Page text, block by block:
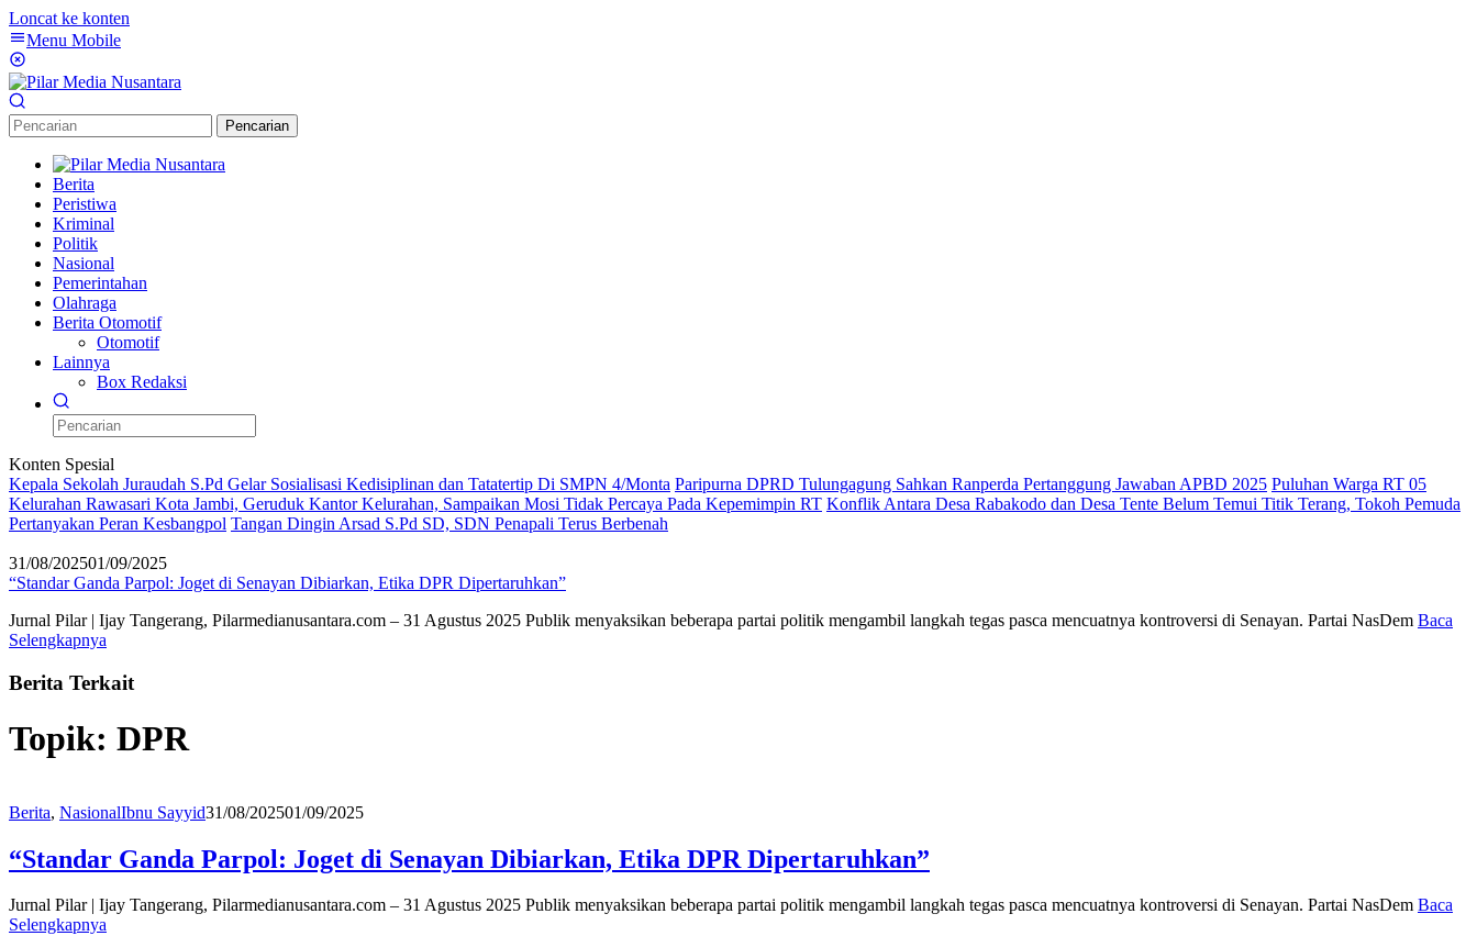
Loncat ke konten
Menu Mobile
Pencarian
Berita
Peristiwa
Kriminal
Politik
Nasional
Pemerintahan
Olahraga
Berita Otomotif
Otomotif
Lainnya
Box Redaksi
Konten Spesial
Kepala Sekolah Juraudah S.Pd Gelar Sosialisasi Kedisiplinan dan Tatatertip Di SMPN 4/Monta Paripurna DPRD Tulungagung Sahkan Ranperda Pertanggung Jawaban APBD 2025 Puluhan Warga RT 05
Kelurahan Rawasari Kota Jambi, Geruduk Kantor Kelurahan, Sampaikan Mosi Tidak Percaya Pada Kepemimpin RT Konflik Antara Desa Rabakodo dan Desa Tente Belum Temui Titik Terang, Tokoh Pemuda
Pertanyakan Peran Kesbangpol Tangan Dingin Arsad S.Pd SD, SDN Penapali Terus Berbenah
31/08/202501/09/2025
“Standar Ganda Parpol: Joget di Senayan Dibiarkan, Etika DPR Dipertaruhkan”
Jurnal Pilar | Ijay Tangerang, Pilarmedianusantara.com – 31 Agustus 2025 Publik menyaksikan beberapa partai politik mengambil langkah tegas pasca mencuatnya kontroversi di Senayan. Partai NasDem Baca
Selengkapnya
Berita Terkait
Topik: DPR
Berita, NasionalIbnu Sayyid31/08/202501/09/2025
“Standar Ganda Parpol: Joget di Senayan Dibiarkan, Etika DPR Dipertaruhkan”
Jurnal Pilar | Ijay Tangerang, Pilarmedianusantara.com – 31 Agustus 2025 Publik menyaksikan beberapa partai politik mengambil langkah tegas pasca mencuatnya kontroversi di Senayan. Partai NasDem Baca
Selengkapnya